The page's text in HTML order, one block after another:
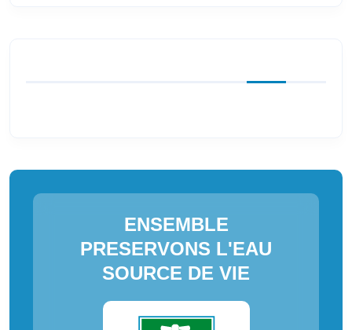
ENSEMBLE
PRESERVONS L'EAU
SOURCE DE VIE